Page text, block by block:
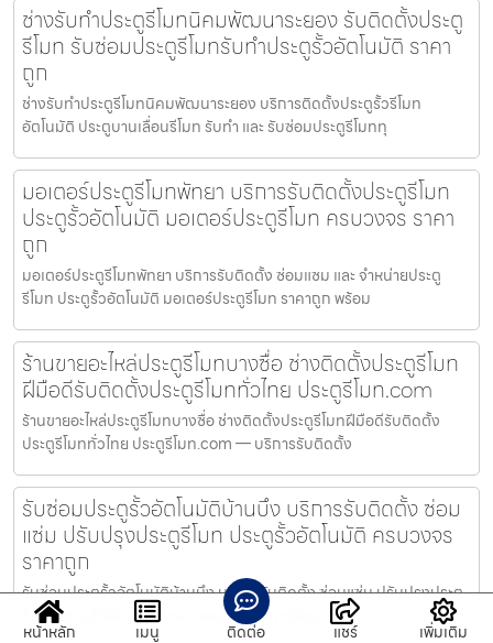
ช่างรับทำประตูรีโมทนิคมพัฒนาระยอง รับติดตั้งประตู
รีโมท รับซ่อมประตูรีโมทรับทำประตูรั้วอัตโนมัติ ราคา
ถูก
ช่างรับทำประตูรีโมทนิคมพัฒนาระยอง บริการติดตั้งประตูรั้วรีโมท
อัตโนมัติ ประตูบานเลื่อนรีโมท รับทำ และ รับซ่อมประตูรีโมททุ
มอเตอร์ประตูรีโมทพัทยา บริการรับติดตั้งประตูรีโมท
ประตูรั้วอัตโนมัติ มอเตอร์ประตูรีโมท ครบวงจร ราคา
ถูก
มอเตอร์ประตูรีโมทพัทยา บริการรับติดตั้ง ซ่อมแซม และ จำหน่ายประตู
รีโมท ประตูรั้วอัตโนมัติ มอเตอร์ประตูรีโมท ราคาถูก พร้อม
ร้านขายอะไหล่ประตูรีโมทบางซื่อ ช่างติดตั้งประตูรีโมท
ฝีมือดีรับติดตั้งประตูรีโมททั่วไทย ประตูรีโมท.com
ร้านขายอะไหล่ประตูรีโมทบางซื่อ ช่างติดตั้งประตูรีโมทฝีมือดีรับติดตั้ง
ประตูรีโมททั่วไทย ประตูรีโมท.com — บริการรับติดตั้ง
รับซ่อมประตูรั้วอัตโนมัติบ้านบึง บริการรับติดตั้ง ซ่อม
แซ่ม ปรับปรุงประตูรีโมท ประตูรั้วอัตโนมัติ ครบวงจร
ราคาถูก
รับซ่อมประตูรั้วอัตโนมัติบ้านบึง บริการรับติดตั้ง ซ่อมแซ่ม ปรับปรุงประตู
รีโมท ประตูรั้วอัตโนมัติ ครบวงจร ราคาถูก พร้อมบร
หน้าหลัก เมนู ติดต่อ แชร์ เพิ่มเติม